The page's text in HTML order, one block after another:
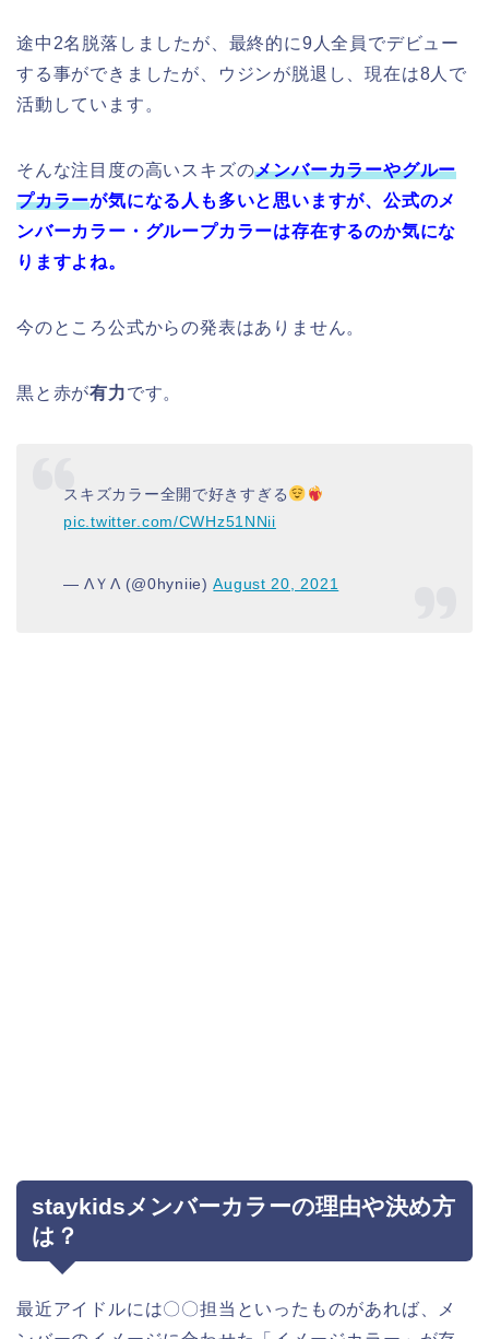
途中2名脱落しましたが、最終的に9人全員でデビュー
する事ができましたが、ウジンが脱退し、現在は8人で
活動しています。
そんな注目度の高いスキズのメンバーカラーやグルー
プカラーが気になる人も多いと思いますが、公式のメ
ンバーカラー・グループカラーは存在するのか気にな
りますよね。
今のところ公式からの発表はありません。
黒と赤が有力です。
スキズカラー全開で好きすぎる
pic.twitter.com/CWHz51NNii
— ΛＹΛ (@0hyniie)August 20, 2021
staykidsメンバーカラーの理由や決め方
は？
最近アイドルには〇〇担当といったものがあれば、メ